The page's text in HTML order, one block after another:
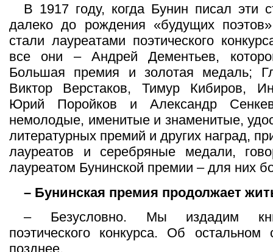
В 1917 году, когда Бунин писал эти
далеко до рождения «будущих
стали лауреатами поэтического
все они – Андрей Дементьев,
Большая премия и золотая медаль;
Виктор Верстаков, Тимур Кибиров,
Юрий Поройков и Александр
немолодые, именитые и знаменитые,
литературных премий и других наград,
лауреатов и серебряные медали,
лауреатом Бунинской премии – для них
– Бунинская премия продолжает
– Безусловно. Мы издадим
поэтического конкурса. Об остальном
позднее.